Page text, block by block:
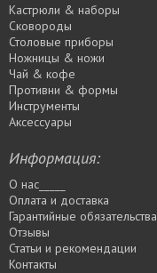
Кастрюли & наборы
Сковороды
Столовые приборы
Ножницы & ножи
Чай & кофе
Противни & формы
Инструменты
Аксессуары
Информация:
О нас_____
Оплата и доставка
Гарантийные обязательства
Отзывы
Статьи и рекомендации
Контакты